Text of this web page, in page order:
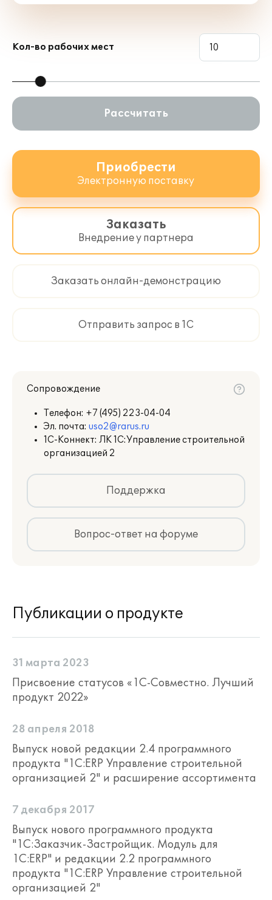
Результаты внедрения «1С:ERP
Управление строительной
организацией 2» в АО
«Трансинжстрой», Сизов Роман
Интеграция BIM-модели в «1СERP
Управление строительной
Превостроитель
Вебинар 1С:ERP Управление
строительной организацией и
1С:Смета ТИМ КОРП – график
производства работ
Кол-во рабочих мест
Рассчитать
Приобрести
Электронную поставку
Заказать
Внедрение у партнера
Заказать онлайн-демонстрацию
Отправить запрос в 1С
Сопровождение
Телефон: +7 (495) 223-04-04
Эл. почта: uso2@rarus.ru
1С-Коннект: ЛК 1С:Управление строительной
организацией 2
Поддержка
Вопрос-ответ на форуме
Публикации о продукте
31 марта 2023
Присвоение статусов «1С-Совместно. Лучший
продукт 2022»
28 апреля 2018
Выпуск новой редакции 2.4 программного
продукта "1С:ERP Управление строительной
организацией 2" и расширение ассортимента
7 декабря 2017
Выпуск нового программного продукта
"1С:Заказчик-Застройщик. Модуль для
1С:ERP" и редакции 2.2 программного
продукта "1С:ERP Управление строительной
организацией 2"